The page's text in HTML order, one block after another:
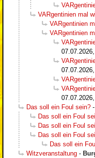
VARgentinien mal
VARgentinien
VARgentinien
Das soll ein Foul sein? -
Das soll ein Foul
Das soll ein Foul
Das soll ein Foul
Das soll ein
Witzveranstaltung -